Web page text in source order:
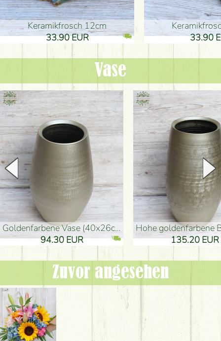
Keramikfrosch 12cm
33.90 EUR
33.90
Vase
goldenfarbene Vase (40x26cm)
94.30 EUR
hohe goldenfarbene
135.20 EUR
Zuvor angesehen